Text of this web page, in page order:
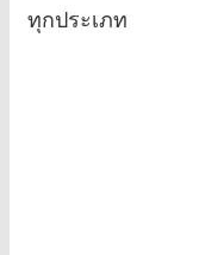
ทุกประเภท